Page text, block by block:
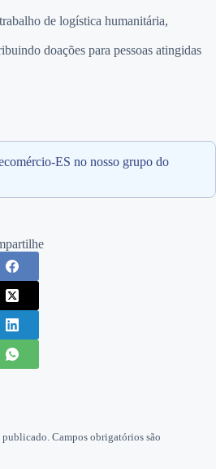
de logística humanitária,
doações para pessoas atingidas
ES no nosso grupo do
publicado. Campos obrigatórios são